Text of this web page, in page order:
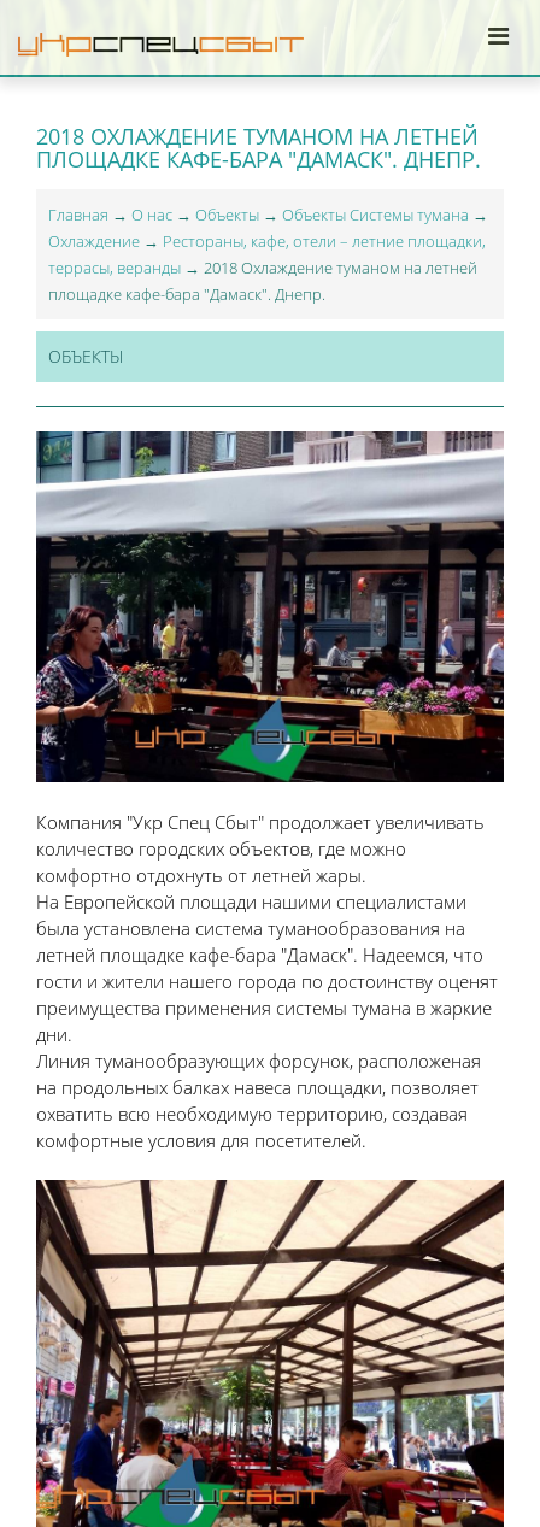
2018 ОХЛАЖДЕНИЕ ТУМАНОМ НА ЛЕТНЕЙ
ПЛОЩАДКЕ КАФЕ-БАРА "ДАМАСК". ДНЕПР.
Главная → О нас → Объекты → Объекты Системы тумана →
Охлаждение → Рестораны, кафе, отели – летние площадки,
террасы, веранды → 2018 Охлаждение туманом на летней
площадке кафе-бара "Дамаск". Днепр.
ОБЪЕКТЫ
Компания "Укр Спец Сбыт" продолжает увеличивать
количество городских объектов, где можно
комфортно отдохнуть от летней жары.
На Европейской площади нашими специалистами
была установлена система туманообразования на
летней площадке кафе-бара "Дамаск". Надеемся, что
гости и жители нашего города по достоинству оценят
преимущества применения системы тумана в жаркие
дни.
Линия туманообразующих форсунок, расположеная
на продольных балках навеса площадки, позволяет
охватить всю необходимую территорию, создавая
комфортные условия для посетителей.